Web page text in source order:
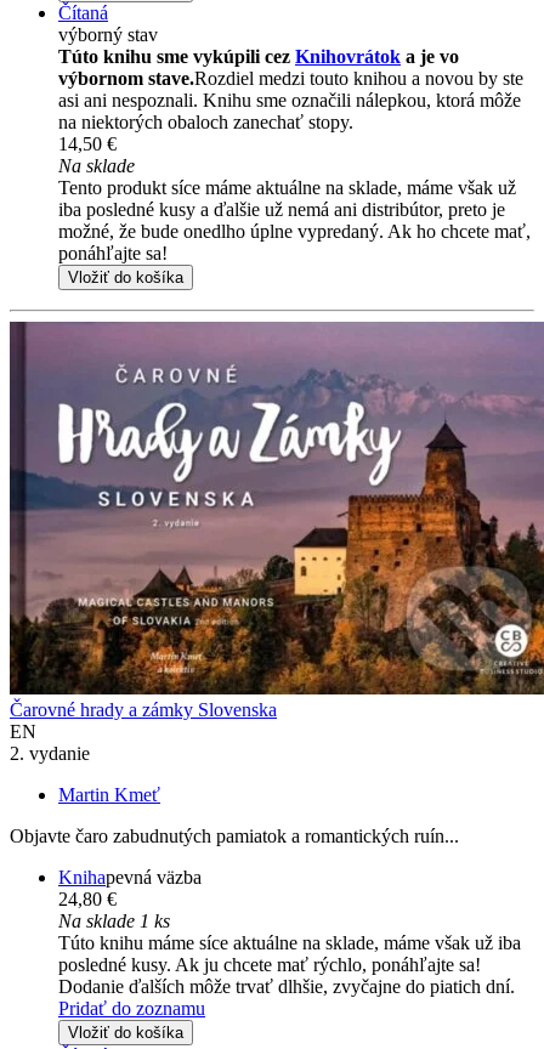
Čítaná
výborný stav
Túto knihu sme vykúpili cez Knihovrátok a je vo
výbornom stave.Rozdiel medzi touto knihou a novou by ste
asi ani nespoznali. Knihu sme označili nálepkou, ktorá môže
na niektorých obaloch zanechať stopy.
14,50 €
Na sklade
Tento produkt síce máme aktuálne na sklade, máme však už
iba posledné kusy a ďalšie už nemá ani distribútor, preto je
možné, že bude onedlho úplne vypredaný. Ak ho chcete mať,
ponáhľajte sa!
Vložiť do košíka
Čarovné hrady a zámky Slovenska
EN
2. vydanie
Martin Kmeť
Objavte čaro zabudnutých pamiatok a romantických ruín...
Knihapevná väzba
24,80 €
Na sklade 1 ks
Túto knihu máme síce aktuálne na sklade, máme však už iba
posledné kusy. Ak ju chcete mať rýchlo, ponáhľajte sa!
Dodanie ďalších môže trvať dlhšie, zvyčajne do piatich dní.
Pridať do zoznamu
Vložiť do košíka